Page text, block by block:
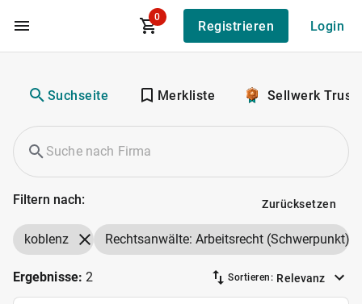
Zum Hauptinhalt
0
Registrieren Login
Suchseite Merkliste Sellwerk
Filtern nach: Zurücksetzen
koblenz Rechtsanwälte: Arbeitsrecht (Schwerpunkt)
Ergebnisse: 2 Sortieren: Relevanz